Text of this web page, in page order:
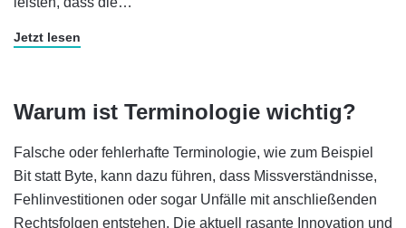
Jetzt lesen
Warum ist Terminologie wichtig?
Falsche oder fehler­hafte Terminologie, wie zum Bei­spiel
Bit statt Byte, kann dazu führen, dass Miss­ver­ständ­nisse,
Fehl­investi­tionen oder sogar Un­fälle mit an­schlie­ßen­den
Rechts­folgen ent­stehen. Die aktuell rasante Innovation und